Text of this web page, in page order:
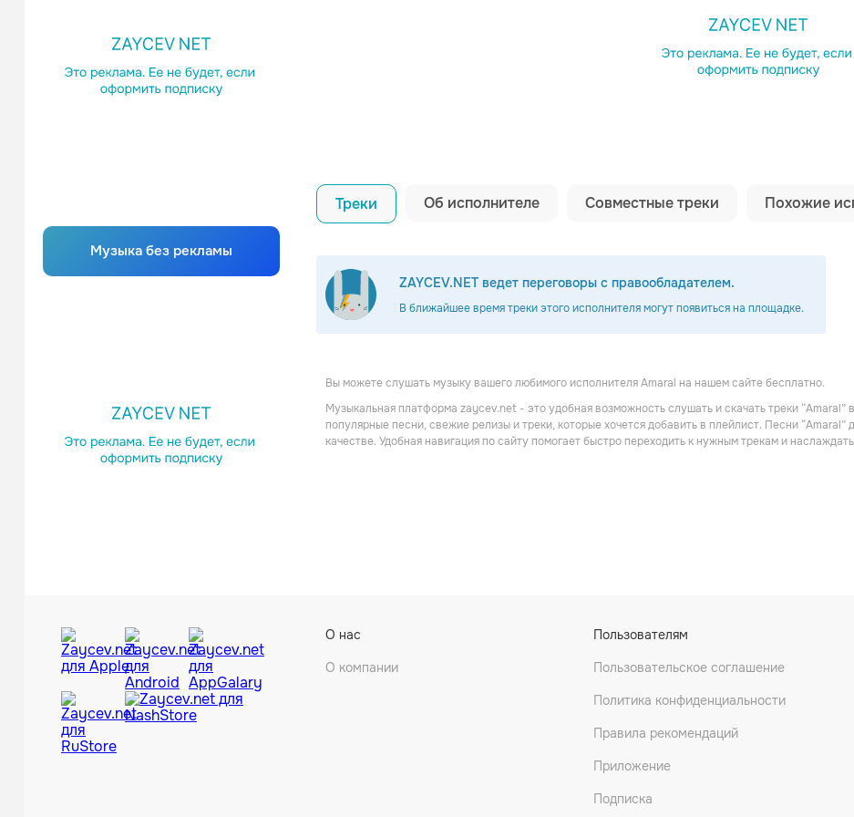
Музыка без рекламы
Копировать ссылку
Треки Об исполнителе Совместные треки Похожие
ZAYCEV.NET ведет переговоры с правообладателем.
В ближайшее время треки этого исполнителя могут появиться на площадке.
La Guardia
Поп
Los Secretos
Поп
♥ Despistaos
Вы можете слушать музыку вашего любимого исполнителя Amaral на нашем сайте бесплатно.
Музыкальная платформа zaycev.net - это удобная возможность слушать и скачать треки
популярные песни, свежие релизы и треки, которые хочется добавить в плейлист. Песни
качестве. Удобная навигация по сайту помогает быстро переходить к нужным трекам и
О нас
О компании
Пользователям
Пользовательское соглашение
Политика конфиденциальности
Правила рекомендаций
Приложение
Подписка